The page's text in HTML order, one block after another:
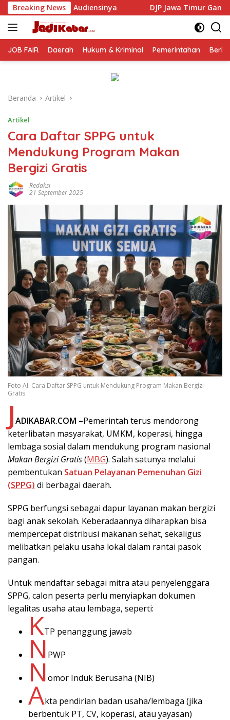
Langsung
ke
konten
Breaking NewsDJP Jawa Timur Gandeng GP Ansor Tingkatkan
JOB FAIR Daerah Hukum & Kriminal Pemerintahan
Beranda Artikel
Artikel
Cara Daftar SPPG untuk
Mendukung Program Makan
Bergizi Gratis
Redaksi
21 September 2025
Foto AI: Cara Daftar SPPG untuk Mendukung Program Makan Bergizi
Gratis
JADIKABAR.COM –Pemerintah terus mendorong
keterlibatan masyarakat, UMKM, koperasi, hingga
lembaga sosial dalam mendukung program nasional
Makan Bergizi Gratis(MBG). Salah satunya melalui
pembentukan Satuan Pelayanan Pemenuhan Gizi
(SPPG) di berbagai daerah.
SPPG berfungsi sebagai dapur layanan makan bergizi
bagi anak sekolah. Keberadaannya diharapkan bisa
mempercepat distribusi makanan sehat, sekaligus
melibatkan pelaku usaha lokal dalam rantai pasok
pangan.
Untuk mendaftar sebagai mitra atau penyelenggara
SPPG, calon peserta perlu menyiapkan dokumen
legalitas usaha atau lembaga, seperti:
KTP penanggung jawab
N PWP
Nomor Induk Berusaha (NIB)
Akta pendirian badan usaha/lembaga (jika
berbentuk PT, CV, koperasi, atau yayasan)